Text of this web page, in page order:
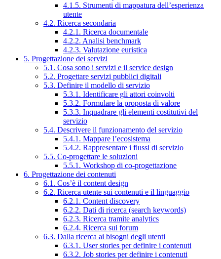
4.1.5. Strumenti di mappatura dell’esperienza
utente
4.2. Ricerca secondaria
4.2.1. Ricerca documentale
4.2.2. Analisi benchmark
4.2.3. Valutazione euristica
5. Progettazione dei servizi
5.1. Cosa sono i servizi e il service design
5.2. Progettare servizi pubblici digitali
5.3. Definire il modello di servizio
5.3.1. Identificare gli attori coinvolti
5.3.2. Formulare la proposta di valore
5.3.3. Inquadrare gli elementi costitutivi del
servizio
5.4. Descrivere il funzionamento del servizio
5.4.1. Mappare l’ecosistema
5.4.2. Rappresentare i flussi di servizio
5.5. Co-progettare le soluzioni
5.5.1. Workshop di co-progettazione
6. Progettazione dei contenuti
6.1. Cos’è il content design
6.2. Ricerca utente sui contenuti e il linguaggio
6.2.1. Content discovery
6.2.2. Dati di ricerca (search keywords)
6.2.3. Ricerca tramite analytics
6.2.4. Ricerca sui forum
6.3. Dalla ricerca ai bisogni degli utenti
6.3.1. User stories per definire i contenuti
6.3.2. Job stories per definire i contenuti